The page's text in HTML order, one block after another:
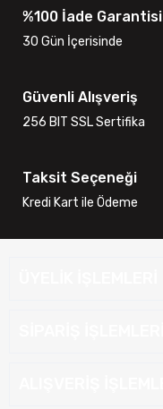
%100 İade Garantisi
30 Gün İçerisinde
Güvenli Alışveriş
256 BIT SSL Sertifika
Taksit Seçeneği
Kredi Kart ile Ödeme